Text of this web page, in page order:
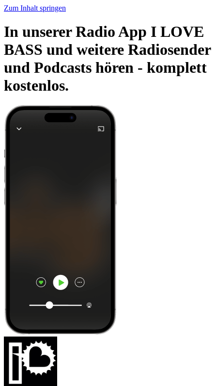
Zum Inhalt springen
In unserer Radio App I LOVE
BASS und weitere Radiosender
und Podcasts hören - komplett
kostenlos.